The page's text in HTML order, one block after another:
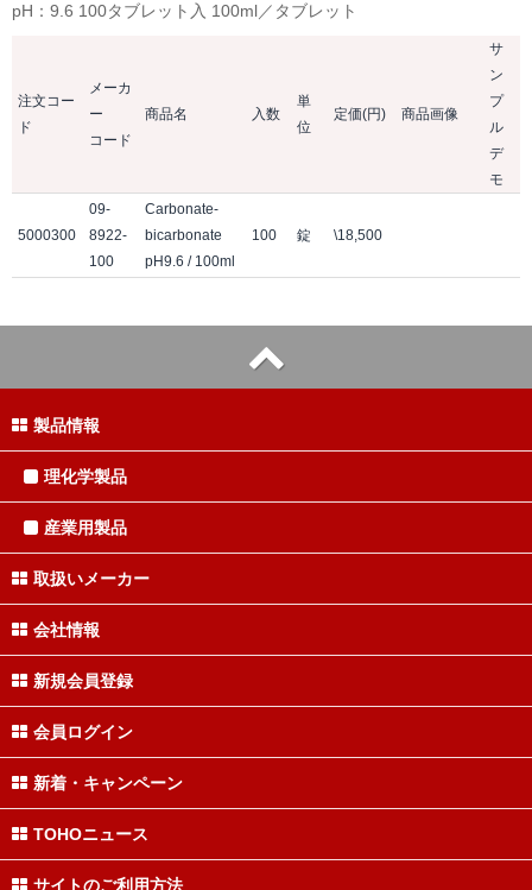
pH：9.6 100タブレット入 100ml／タブレット
注文コー
ド
メーカ
ー
コード
商品名 入数
単
位
定価(円) 商品画像
サ
ン
プ
ル
デ
モ
5000300
09-
8922-
100
Carbonate-
bicarbonate
pH9.6 / 100ml
100 錠 \18,500
製品情報
理化学製品
産業用製品
取扱いメーカー
会社情報
新規会員登録
会員ログイン
新着・キャンペーン
TOHOニュース
サイトのご利用方法